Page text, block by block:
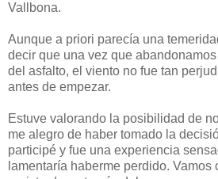
Vallbona.
Aunque a priori parecía una
decir que una vez que
del asfalto, el viento no fue tan
antes de empezar.
Estuve valorando la posibilidad de
me alegro de haber tomado la
participé y fue una experiencia
lamentaría haberme perdido. Vamos